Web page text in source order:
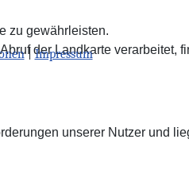
zu gewährleisten.
der Landkarte verarbeitet,
unserer Nutzer und
|Impressum